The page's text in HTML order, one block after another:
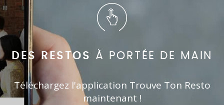
DES RESTOS À PORTÉE DE MAIN
Téléchargez l'application Trouve Ton Resto
maintenant !